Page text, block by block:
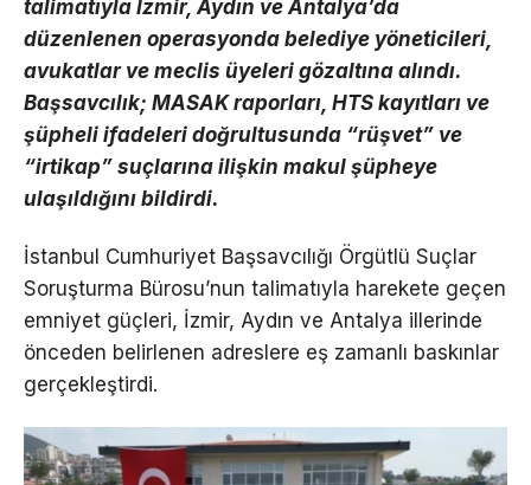
talimatıyla İzmir, Aydın ve Antalya’da
düzenlenen operasyonda belediye yöneticileri,
avukatlar ve meclis üyeleri gözaltına alındı.
Başsavcılık; MASAK raporları, HTS kayıtları ve
şüpheli ifadeleri doğrultusunda “rüşvet” ve
“irtikap” suçlarına ilişkin makul şüpheye
ulaşıldığını bildirdi.
İstanbul Cumhuriyet Başsavcılığı Örgütlü Suçlar
Soruşturma Bürosu’nun talimatıyla harekete geçen
emniyet güçleri, İzmir, Aydın ve Antalya illerinde
önceden belirlenen adreslere eş zamanlı baskınlar
gerçekleştirdi.